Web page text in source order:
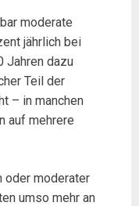
moderate
jährlich bei
Jahren dazu
Teil der
– in manchen
auf mehrere
oder moderater
umso mehr an